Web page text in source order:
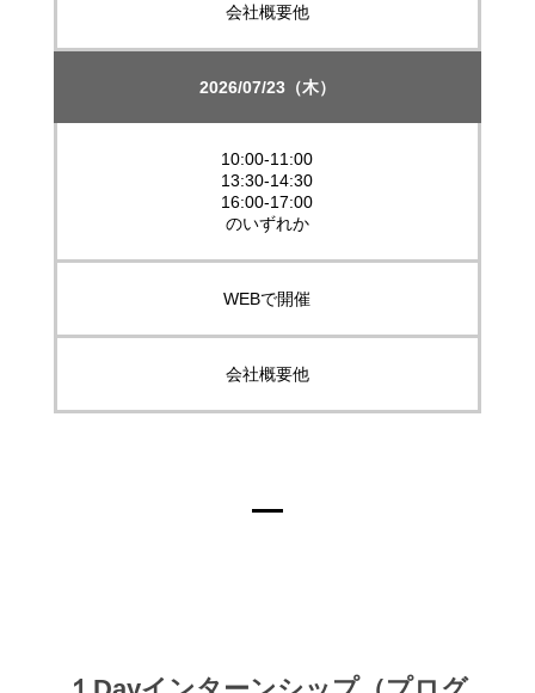
会社概要他
2026/07/23（木）
10:00-11:00
13:30-14:30
16:00-17:00
のいずれか
WEBで開催
会社概要他